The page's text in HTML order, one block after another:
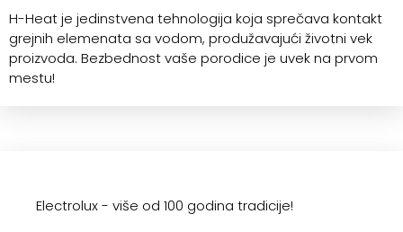
H-Heat je jedinstvena tehnologija koja sprečava kontakt
grejnih elemenata sa vodom, produžavajući životni vek
proizvoda. Bezbednost vaše porodice je uvek na prvom
mestu!
Electrolux - više od 100 godina tradicije!